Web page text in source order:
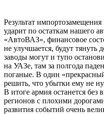
Результат
ударит по остаткам нашего
«АвтоВАЗ», финансовое
не улучшается, будут тянуть
заводы могут и тупо
на УАЗе, там за полгода
поганые. В один
решить, что убытки ему не
В итоге армия останется
регионов с плохими
развития событий очень